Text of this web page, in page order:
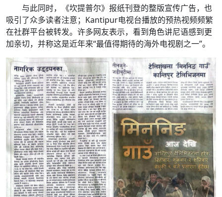
与此同时，《坎提普尔》报纸刊登的整版宣传广告，也
吸引了众多读者注意；Kantipur电视台播放的预热视频频繁
在社群平台被转发。许多网友表示，看到角色讲尼语感到更
加亲切，并称这是近年来“最值得期待的海外电视剧之一”。